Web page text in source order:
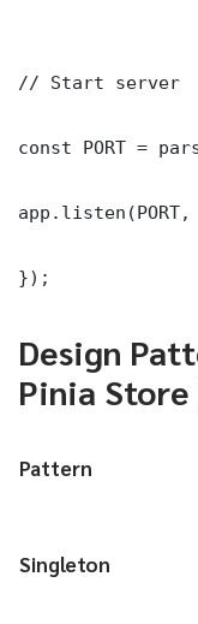
// Start server
const PORT =
});
Design
Pinia Store
Pattern
Singleton